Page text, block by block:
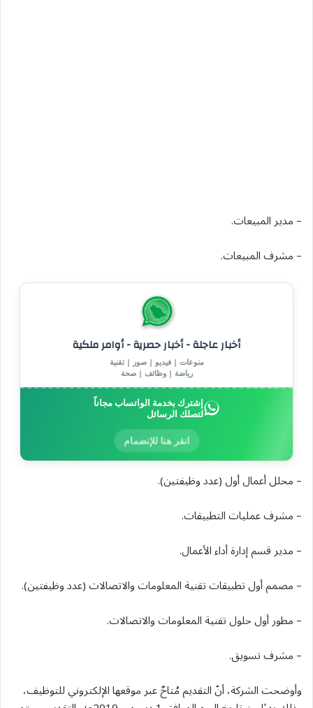
– مدير المبيعات.
– مشرف المبيعات.
أخبار عاجلة - أخبار حصرية - أوامر ملكية
منوعات | فيديو | صور | تقنية
رياضة | وظائف | صحة
إشترك بخدمة الواتساب مجاناً
لتصلك الرسائل
انقر هنا للإنضمام
– محلل أعمال أول (عدد وظيفتين).
– مشرف عمليات التطبيقات.
– مدير قسم إدارة أداء الأعمال.
– مصمم أول تطبيقات تقنية المعلومات والاتصالات (عدد وظيفتين).
– مطور أول حلول تقنية المعلومات والاتصالات.
– مشرف تسويق.
وأوضحت الشركة، أنّ التقديم مُتاحٌ عبر موقعها الإلكتروني للتوظيف،